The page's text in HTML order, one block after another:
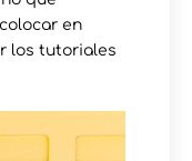
en
los tutoriales